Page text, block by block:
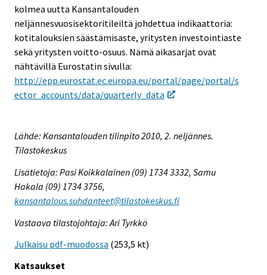
kolmea uutta Kansantalouden
neljännesvuosisektoritileiltä johdettua indikaattoria:
kotitalouksien säästämisaste, yritysten investointiaste
sekä yritysten voitto-osuus. Nämä aikasarjat ovat
nähtävillä Eurostatin sivulla:
http://epp.eurostat.ec.europa.eu/portal/page/portal/s
ector_accounts/data/quarterly_data
Lähde: Kansantalouden tilinpito 2010, 2. neljännes.
Tilastokeskus
Lisätietoja: Pasi Koikkalainen (09) 1734 3332, Samu
Hakala (09) 1734 3756,
kansantalous.suhdanteet@tilastokeskus.fi
Vastaava tilastojohtaja: Ari Tyrkkö
Julkaisu pdf-muodossa (253,5 kt)
Katsaukset